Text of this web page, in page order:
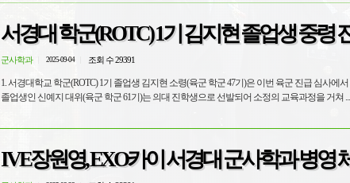
서경대 학군(ROTC) 1기 김지현 졸업생 중령
군사학과 2025-09-04 조회 수 29391
1. 서경대학교 학군(ROTC) 1기 졸업생 김지현 소령(육군 학군 47기)은 이번 육군 진급 심사에서 중령
졸업생인 신예지 대위(육군 학군 61기)는 의대 진학생으로 선발되어 소정의 교육과정을 거쳐 ...
IVE장원영, EXO카이 서경대 군사학과 병영